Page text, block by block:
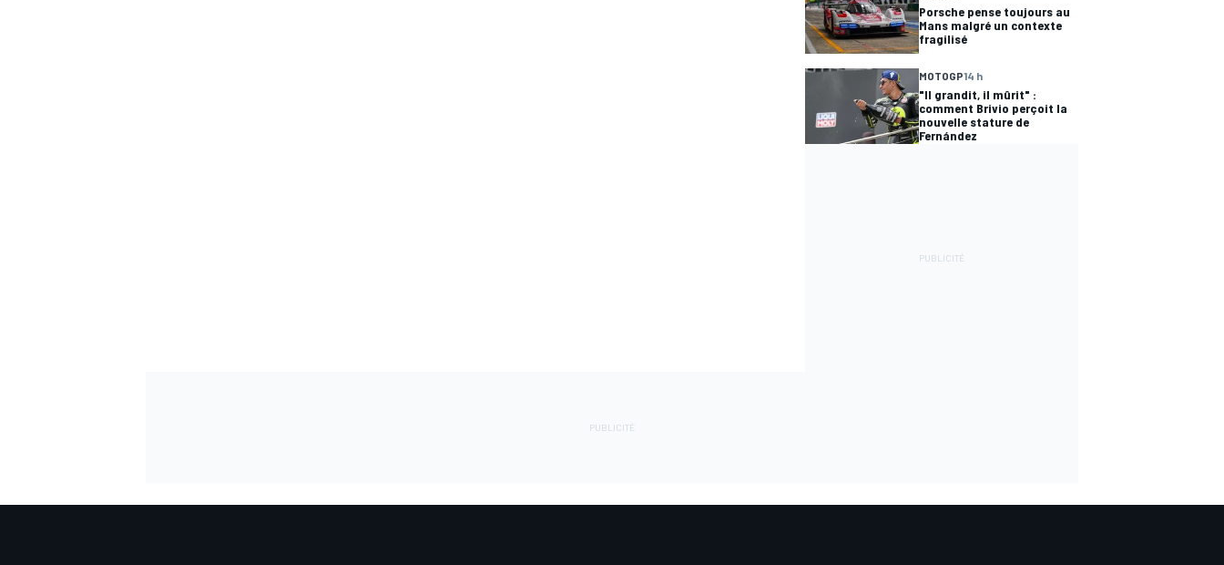
Porsche pense toujours au
Mans malgré un contexte
fragilisé
MOTOGP14 h
"Il grandit, il mûrit" :
comment Brivio perçoit la
nouvelle stature de
Fernández